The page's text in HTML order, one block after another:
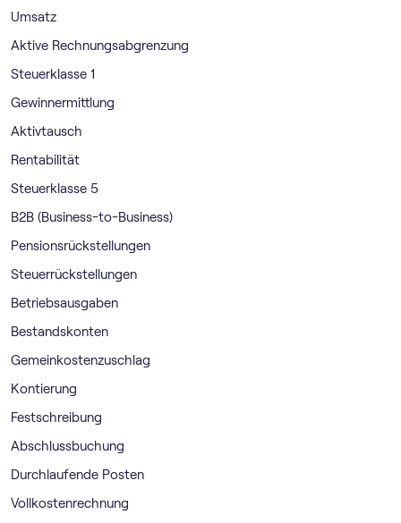
Umsatz
Aktive Rechnungsabgrenzung
Steuerklasse 1
Gewinnermittlung
Aktivtausch
Rentabilität
Steuerklasse 5
B2B (Business-to-Business)
Pensionsrückstellungen
Steuerrückstellungen
Betriebsausgaben
Bestandskonten
Gemeinkostenzuschlag
Kontierung
Festschreibung
Abschlussbuchung
Durchlaufende Posten
Vollkostenrechnung